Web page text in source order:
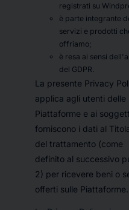
registrati su
è parte integrante
servizi e prodotti
offriamo;
è resa ai sensi
del GDPR.
La presente Privacy
applica agli utenti delle
Piattaforme e ai
forniscono i dati al
del trattamento (come
definito al successivo
2) per ricevere beni o
offerti sulle Piattaforme.